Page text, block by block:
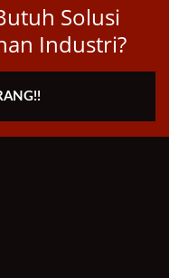
Solusi
Industri?